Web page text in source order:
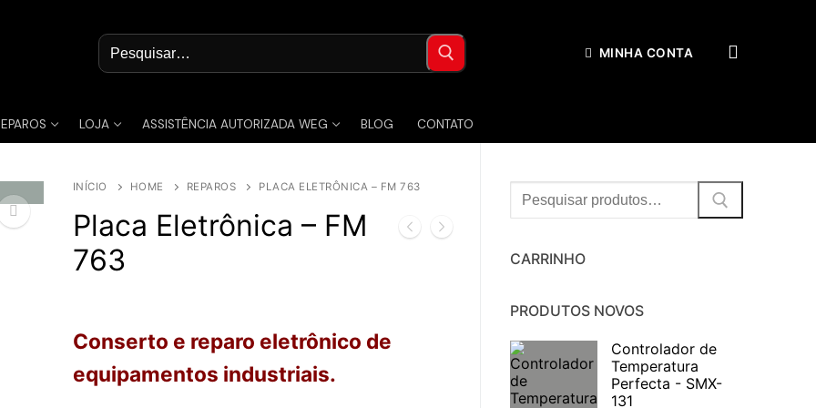
Pesquisar
por:
MINHA CONTA
LOJA ASSISTÊNCIA AUTORIZADA WEG BLOG CONTATO
INÍCIO HOME REPAROS PLACA ELETRÔNICA – FM 763
Placa Eletrônica – FM
763
Conserto e reparo eletrônico de
equipamentos industriais.
Procurar:
CARRINHO
PRODUTOS NOVOS
Controlador de
Temperatura
Perfecta - SMX-
131